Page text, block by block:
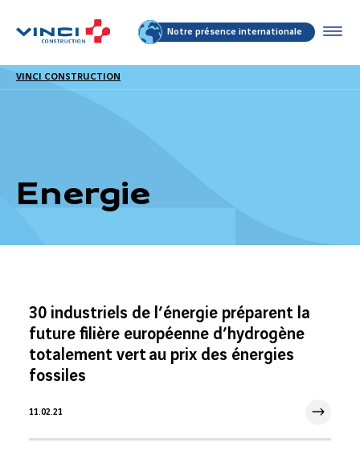
Notre présence internationale
VINCI CONSTRUCTION
Energie
30 industriels de l’énergie préparent la
future filière européenne d’hydrogène
totalement vert au prix des énergies
fossiles
11.02.21